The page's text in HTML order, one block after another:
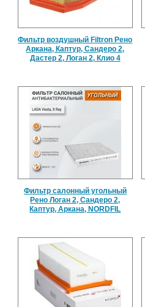
Фильтр воздушный Filtron Рено
Аркана, Каптур, Сандеро 2,
Дастер 2, Логан 2, Клио 4
Фильтр салонный угольный
Рено Логан 2, Сандеро 2,
Каптур, Аркана, NORDFIL